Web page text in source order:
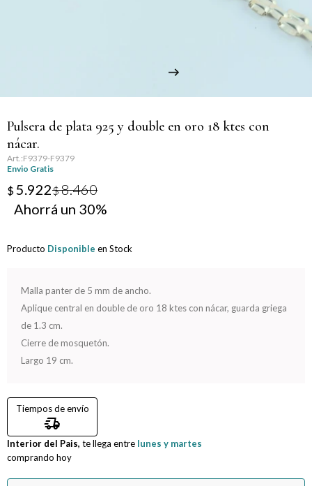
Pulsera de plata 925 y double en oro 18 ktes con
nácar.
F9379-F9379
Envio Gratis
$5.922$8.460
30
Producto Disponible en Stock
Malla panter de 5 mm de ancho.
Aplique central en double de oro 18 ktes con nácar, guarda griega
de 1.3 cm.
Cierre de mosquetón.
Largo 19 cm.
Tiempos de envío
delivery_truck_speed
Interior del Pais, te llega entre lunes y martes
comprando hoy
Día del Abuelo
Día del Amigo
Día del Maestro
Día del Padre
San Valentín
Compromiso